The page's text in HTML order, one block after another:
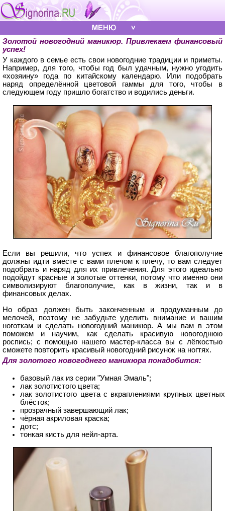
Золотой новогодний маникюр. Привлекаем финансовый
успех!
У каждого в семье есть свои новогодние традиции и приметы.
Например, для того, чтобы год был удачным, нужно угодить
«хозяину» года по китайскому календарю. Или подобрать
наряд определённой цветовой гаммы для того, чтобы в
следующем году пришло богатство и водились деньги.
Если вы решили, что успех и финансовое благополучие
должны идти вместе с вами плечом к плечу, то вам следует
подобрать и наряд для их привлечения. Для этого идеально
подойдут красные и золотые оттенки, потому что именно они
символизируют благополучие, как в жизни, так и в
финансовых делах.
Но образ должен быть законченным и продуманным до
мелочей, поэтому не забудьте уделить внимание и вашим
ноготкам и сделать новогодний маникюр. А мы вам в этом
поможем и научим, как сделать красивую новогоднюю
роспись; с помощью нашего мастер-класса вы с лёгкостью
сможете повторить красивый новогодний рисунок на ногтях.
Для золотого новогоднего маникюра понадобится:
базовый лак из серии "Умная Эмаль";
лак золотистого цвета;
лак золотистого цвета с вкраплениями крупных цветных
блёсток;
прозрачный завершающий лак;
чёрная акриловая краска;
дотс;
тонкая кисть для нейл-арта.